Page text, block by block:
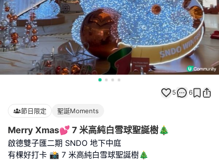
5 6
節日限定 聖誕Moments
Merry Xmas💕 7 米高純白雪球聖誕樹🎄
啟德雙子匯二期 SNDO 地下中庭
有棵好打卡 📸 7 米高純白雪球聖誕樹🎄